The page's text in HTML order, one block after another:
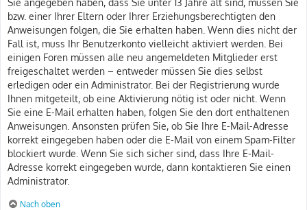
bzw. einer Ihrer Eltern oder Ihrer Erziehungsberechtigten den
Anweisungen folgen, die Sie erhalten haben. Wenn dies nicht der
Fall ist, muss Ihr Benutzerkonto vielleicht aktiviert werden. Bei
einigen Foren müssen alle neu angemeldeten Mitglieder erst
freigeschaltet werden – entweder müssen Sie dies selbst
erledigen oder ein Administrator. Bei der Registrierung wurde
Ihnen mitgeteilt, ob eine Aktivierung nötig ist oder nicht. Wenn
Sie eine E-Mail erhalten haben, folgen Sie den dort enthaltenen
Anweisungen. Ansonsten prüfen Sie, ob Sie Ihre E-Mail-Adresse
korrekt eingegeben haben oder die E-Mail von einem Spam-Filter
blockiert wurde. Wenn Sie sich sicher sind, dass Ihre E-Mail-
Adresse korrekt eingegeben wurde, dann kontaktieren Sie einen
Administrator.
Nach oben